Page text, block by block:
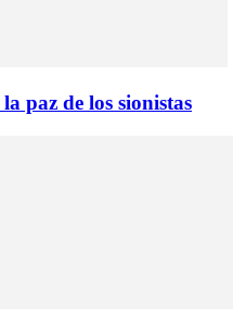
paz de los sionistas